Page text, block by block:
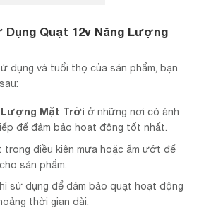
Dụng Quạt 12v Năng Lượng
dụng và tuổi thọ của sản phẩm, bạn
Lượng Mặt Trời ở những nơi có ánh
để đảm bảo hoạt động tốt nhất.
trong điều kiện mưa hoặc ẩm ướt để
sản phẩm.
sử dụng để đảm bảo quạt hoạt động
thời gian dài.